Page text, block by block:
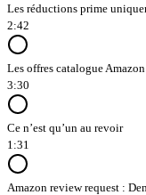
Les réductions prime
2:42
Les offres catalogue
3:30
Ce n’est qu’un au revoir
1:31
Amazon review request :